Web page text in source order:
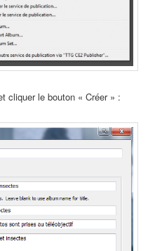
cliquer le bouton « Créer » :